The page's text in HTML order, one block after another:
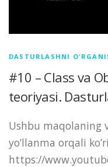
DASTURLASHNI
#10 – Class va
teoriyasi.
Ushbu maqolaning
yo’llanma orqali
https://